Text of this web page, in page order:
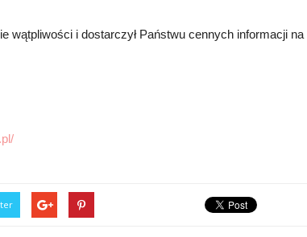
wątpliwości i dostarczył Państwu cennych informacji na